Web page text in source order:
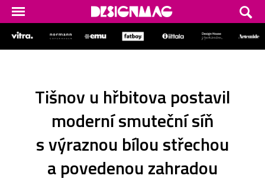
Tišnov u hřbitova postavil
moderní smuteční síň
s výraznou bílou střechou
a povedenou zahradou